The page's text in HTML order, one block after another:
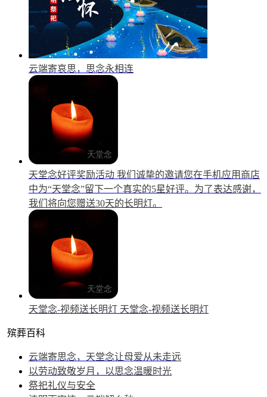
云端寄哀思，思念永相连
天堂念好评奖励活动 我们诚挚的邀请您在手机应用商店
中为“天堂念”留下一个真实的5星好评。为了表达感谢，
我们将向您赠送30天的长明灯。
天堂念-视频送长明灯 天堂念-视频送长明灯
殡葬百科
云端寄思念，天堂念让母爱从未走远
以劳动致敬岁月，以思念温暖时光
祭祀礼仪与安全